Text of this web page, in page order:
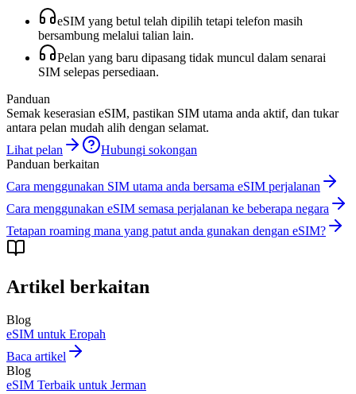
eSIM yang betul telah dipilih tetapi telefon masih
bersambung melalui talian lain.
Pelan yang baru dipasang tidak muncul dalam senarai
SIM selepas persediaan.
Panduan
Semak keserasian eSIM, pastikan SIM utama anda aktif, dan tukar
antara pelan mudah alih dengan selamat.
Lihat pelan
Hubungi sokongan
Panduan berkaitan
Cara menggunakan SIM utama anda bersama eSIM perjalanan
Cara menggunakan eSIM semasa perjalanan ke beberapa negara
Tetapan roaming mana yang patut anda gunakan dengan eSIM?
Artikel berkaitan
Blog
eSIM untuk Eropah
Baca artikel
Blog
eSIM Terbaik untuk Jerman